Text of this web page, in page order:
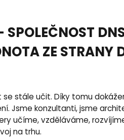
ZE
stále učit. Díky tomu
Jsme konzultanti, jsme
učíme, vzděláváme,
na trhu.